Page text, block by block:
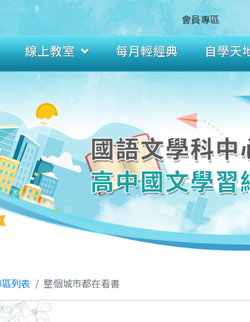
會員專區
線上教室 每月輕經典 自學天
列表 整個城市都在看書